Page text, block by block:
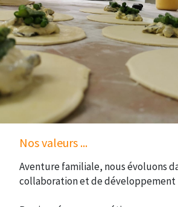
Nos valeurs ...
Aventure familiale, nous évoluons
collaboration et de développement